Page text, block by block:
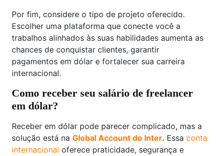
Por fim, considere o tipo de projeto oferecido.
Escolher uma plataforma que conecte você a
trabalhos alinhados às suas habilidades aumenta as
chances de conquistar clientes, garantir
pagamentos em dólar e fortalecer sua carreira
internacional.
Como receber seu salário de freelancer
em dólar?
Receber em dólar pode parecer complicado, mas a
solução está na Global Account do Inter. Essa conta
internacional oferece praticidade, segurança e